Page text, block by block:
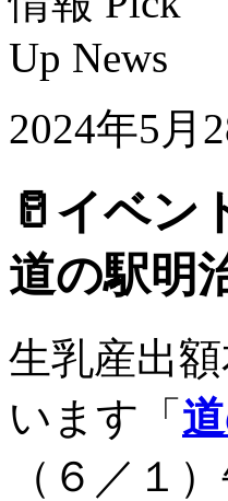
2024年5月
🥛イベ
道の駅明
生乳産出
います「
（６／１